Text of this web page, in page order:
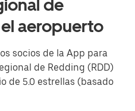
de
aeropuerto
socios de la App para
de Redding (RDD)
de 5.0 estrellas (basado